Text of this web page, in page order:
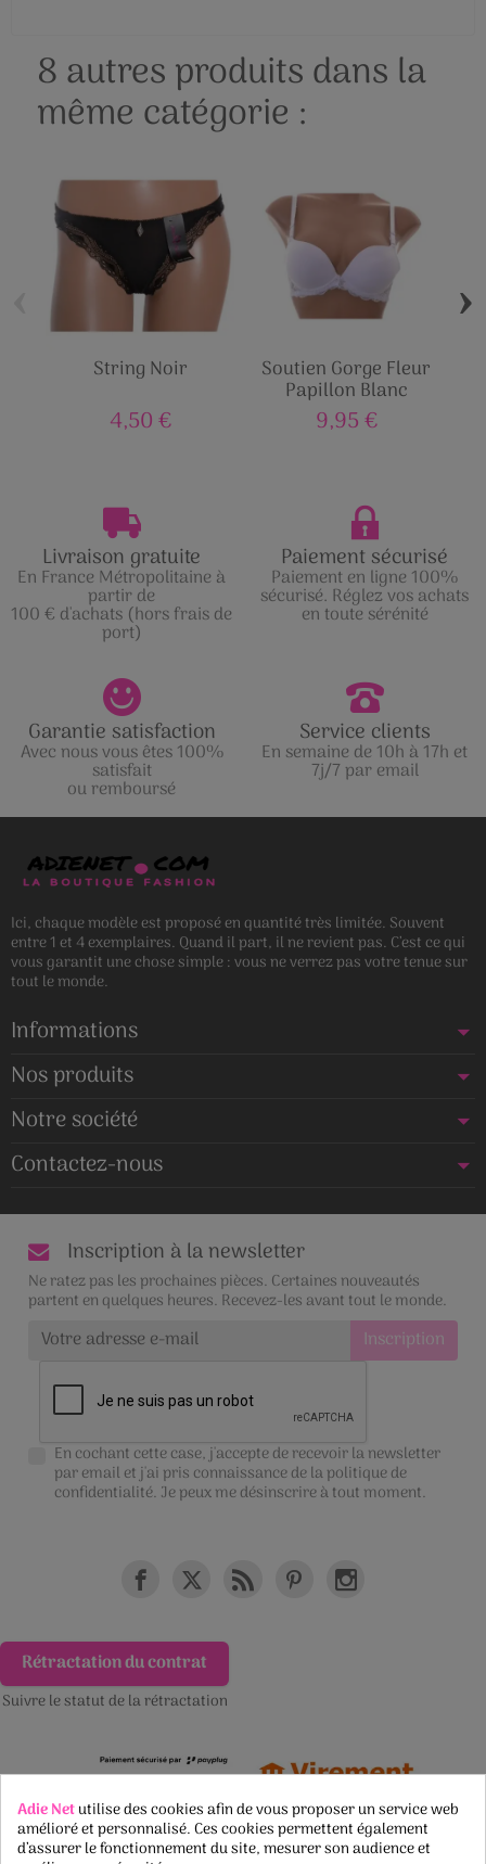
8 autres produits dans la
même catégorie :
String Noir
4,50 €
Soutien Gorge Fleur
Papillon Blanc
9,95 €
›
Livraison gratuite
En France Métropolitaine à
partir de
100 € d'achats (hors frais de
port)
Paiement sécurisé
Paiement en ligne 100%
sécurisé. Réglez vos achats
en toute sérénité
Garantie satisfaction
Avec nous vous êtes 100%
satisfait
ou remboursé
Service clients
En semaine de 10h à 17h et
7j/7 par email
Ici, chaque modèle est proposé en quantité très limitée. Souvent
entre 1 et 4 exemplaires. Quand il part, il ne revient pas. C’est ce qui
vous garantit une chose simple : vous ne verrez pas votre tenue sur
tout le monde.
Informations
Nos produits
Notre société
Contactez-nous
Inscription à la newsletter
Ne ratez pas les prochaines pièces. Certaines nouveautés
partent en quelques heures. Recevez-les avant tout le monde.
En cochant cette case, j'accepte de recevoir la newsletter
par email et j'ai pris connaissance de lapolitique de
confidentialité. Je peux me désinscrire à tout moment.
Rétractation du contrat
Suivre le statut de la rétractation
Adie Netutilise des cookies afin de vous proposer un service web
amélioré et personnalisé. Ces cookies permettent également
d’assurer le fonctionnement du site, mesurer son audience et